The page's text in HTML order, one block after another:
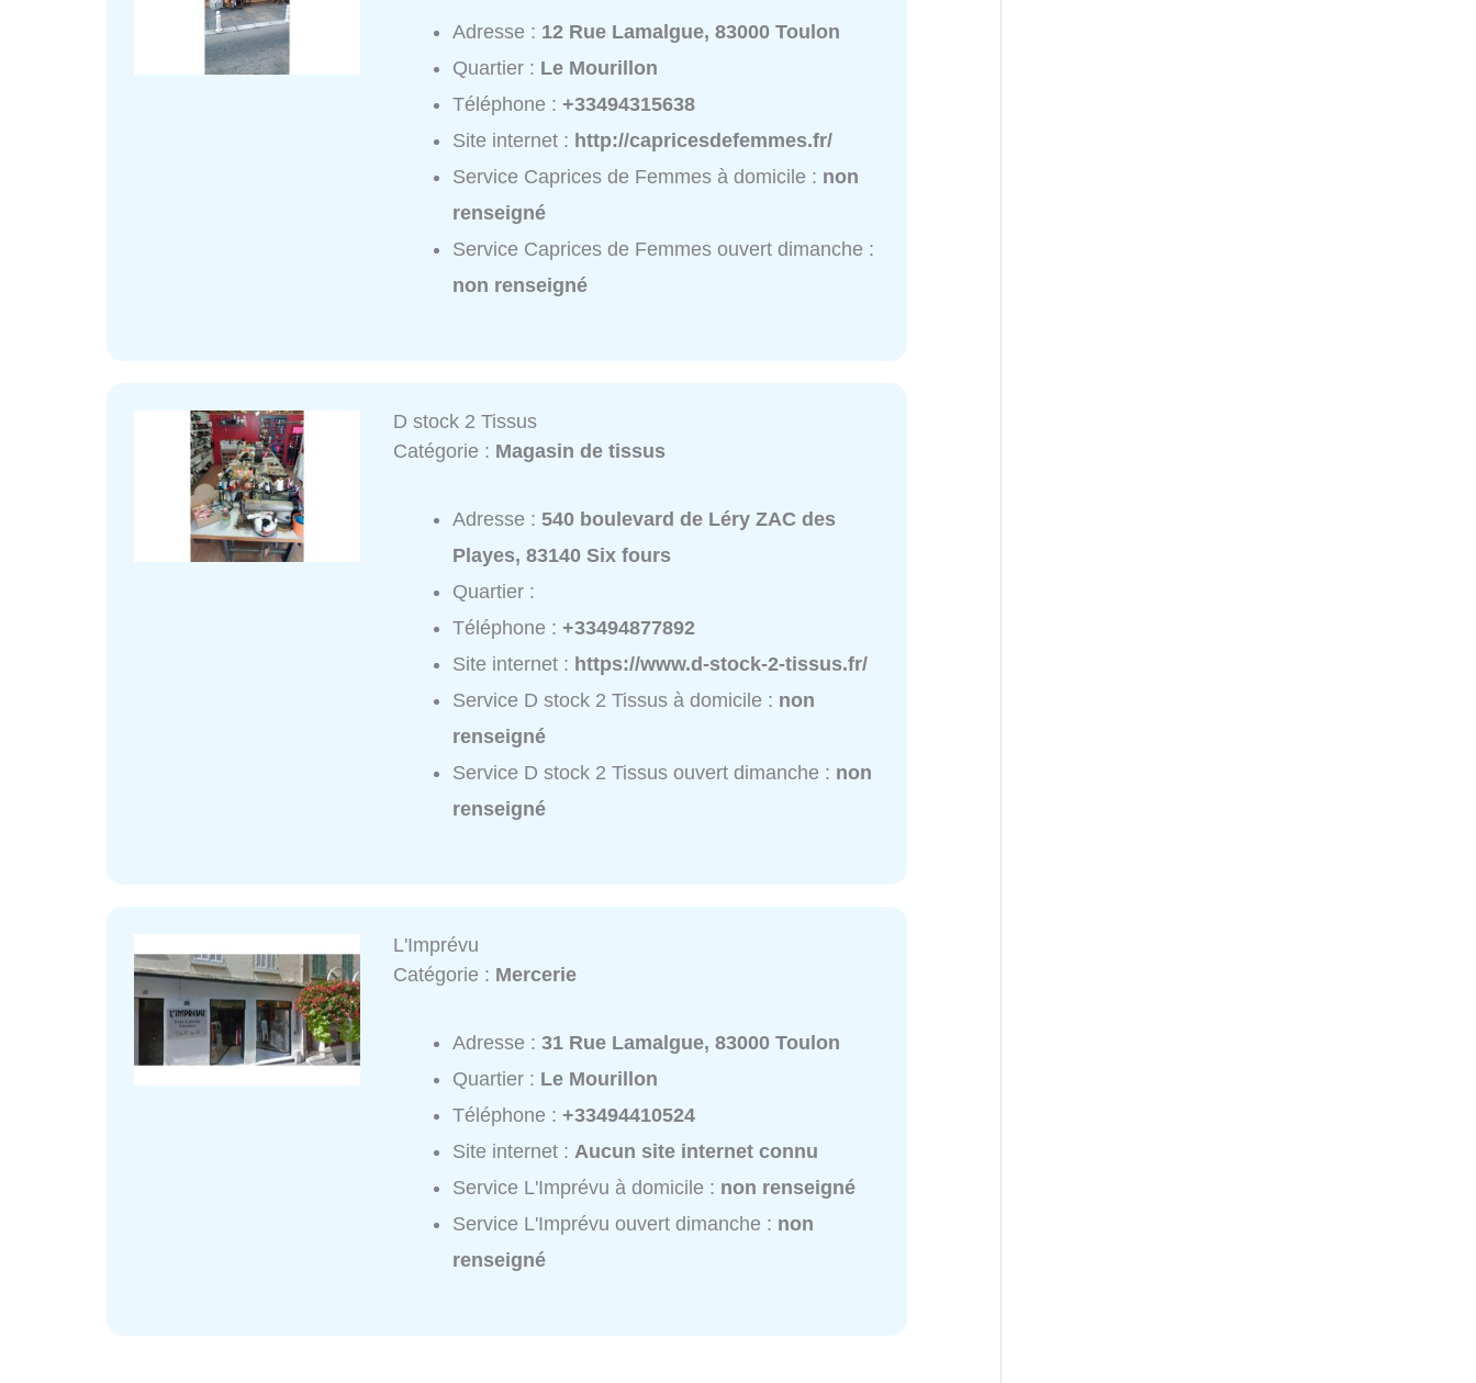
Adresse : 12 Rue Lamalgue, 83000 Toulon
Quartier : Le Mourillon
Téléphone :+33494315638
Site internet : http://capricesdefemmes.fr/
Service Caprices de Femmes à domicile : non
renseigné
Service Caprices de Femmes ouvert dimanche :
non renseigné
D stock 2 Tissus
Catégorie : Magasin de tissus
Adresse :540 boulevard de Léry ZAC des
Playes, 83140 Six fours
Quartier :
Téléphone :+33494877892
Site internet : https://www.d-stock-2-tissus.fr/
Service D stock 2 Tissus à domicile : non
renseigné
Service D stock 2 Tissus ouvert dimanche : non
renseigné
L'Imprévu
Catégorie : Mercerie
Adresse :31 Rue Lamalgue, 83000 Toulon
Quartier : Le Mourillon
Téléphone :+33494410524
Site internet : Aucun site internet connu
Service L'Imprévu à domicile : non renseigné
Service L'Imprévu ouvert dimanche : non
renseigné